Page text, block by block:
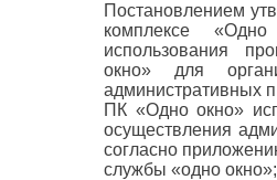
Постановлением
комплексе
использования
окно» для
административных
ПК «Одно окно»
осуществления
согласно
службы «одно окно»;